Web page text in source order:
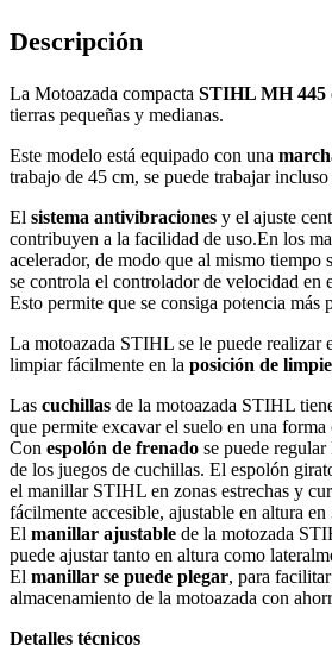
Descripción
La Motoazada compacta STIHL MH 445
tierras pequeñas y medianas.
Este modelo está equipado con una
trabajo de 45 cm, se puede trabajar
El sistema antivibraciones y el ajuste
contribuyen a la facilidad de uso.En los
acelerador, de modo que al mismo tiempo
se controla el controlador de velocidad en
Esto permite que se consiga potencia más
La motoazada STIHL se le puede realizar
limpiar fácilmente en la posición de
Las cuchillas de la motoazada STIHL
que permite excavar el suelo en una
Con espolón de frenado se puede
de los juegos de cuchillas. El espolón
el manillar STIHL en zonas estrechas y
fácilmente accesible, ajustable en altura en
El manillar ajustable de la motozada
puede ajustar tanto en altura como
El manillar se puede plegar, para
almacenamiento de la motoazada con
Detalles técnicos